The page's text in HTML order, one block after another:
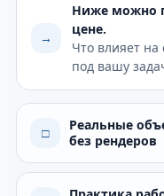
→
Ниже можно
цене.
Что влияет на
под вашу
□
Реальные
без рендеров